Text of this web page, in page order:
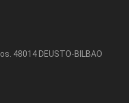
48014 DEUSTO-BILBAO